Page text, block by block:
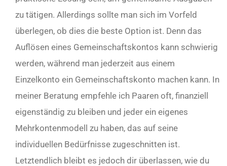
zu tätigen. Allerdings sollte man sich im Vorfeld
überlegen, ob dies die beste Option ist. Denn das
Auflösen eines Gemeinschaftskontos kann schwierig
werden, während man jederzeit aus einem
Einzelkonto ein Gemeinschaftskonto machen kann. In
meiner Beratung empfehle ich Paaren oft, finanziell
eigenständig zu bleiben und jeder ein eigenes
Mehrkontenmodell zu haben, das auf seine
individuellen Bedürfnisse zugeschnitten ist.
Letztendlich bleibt es jedoch dir überlassen, wie du